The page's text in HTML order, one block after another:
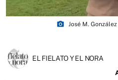
photo_camera José M.
EL FIELATO Y EL NORA